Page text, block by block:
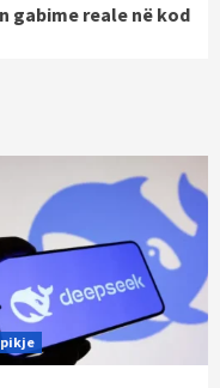
gabime reale në kod